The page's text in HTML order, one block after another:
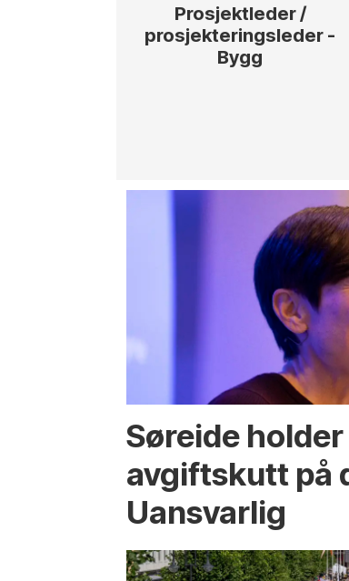
Prosjektleder /
prosjekteringsleder -
Bygg
Søreide
avgiftskutt på
Uansvarlig